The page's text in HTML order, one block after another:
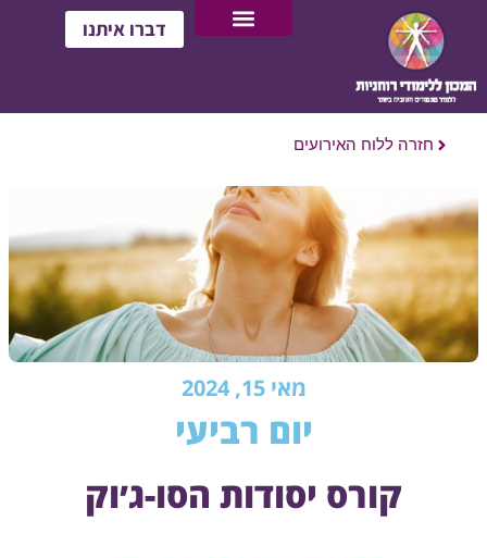
דברו איתנו
חזרה ללוח האירועים
מאי 15, 2024
יום רביעי
קורס יסודות הסו-ג׳וק